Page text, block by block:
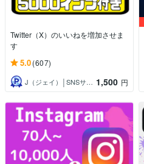
Twitter（X）のいいねを増加させま
す
5.0(607)
J（ジェイ）│SNSサポーター 1,500 円